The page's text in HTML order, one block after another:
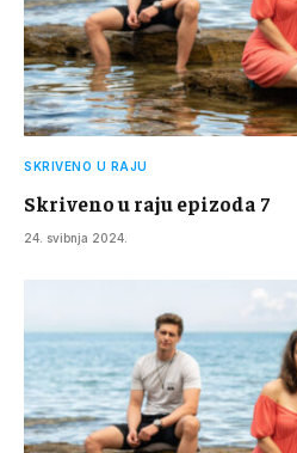
SKRIVENO U RAJU
Skriveno u raju epizoda 7
24. svibnja 2024.